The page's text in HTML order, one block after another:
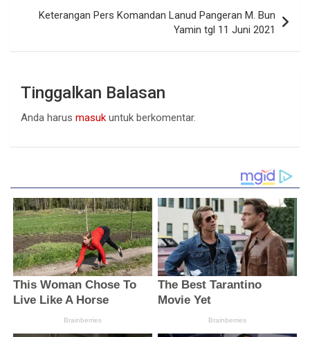
Keterangan Pers Komandan Lanud Pangeran M. Bun
Yamin tgl 11 Juni 2021
Tinggalkan Balasan
Anda harus masuk untuk berkomentar.